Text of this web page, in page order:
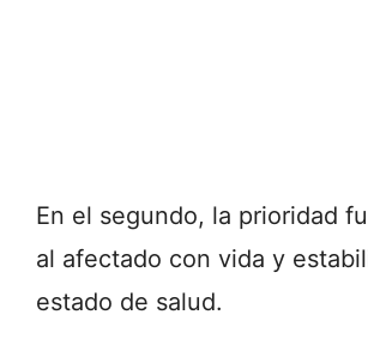
En el segundo, la prioridad
al afectado con vida y
estado de salud.